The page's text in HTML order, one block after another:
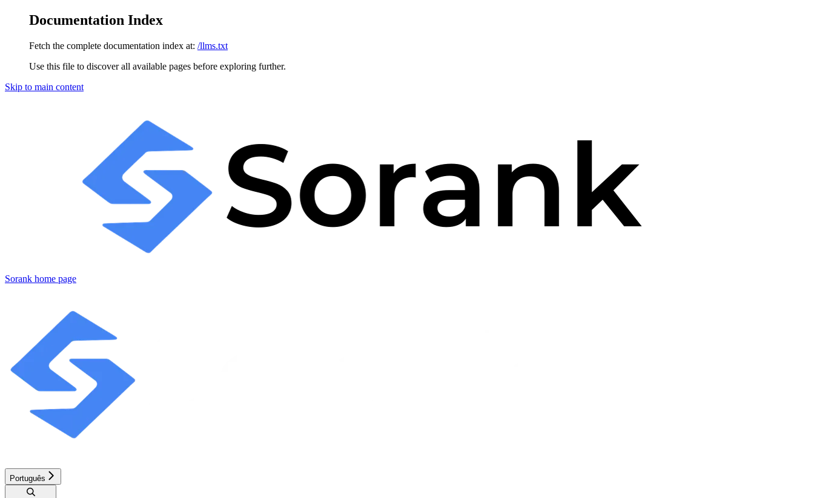
Documentation Index
Fetch the complete documentation index at: /llms.txt
Use this file to discover all available pages before exploring further.
Skip to main content
Sorank home page
Português